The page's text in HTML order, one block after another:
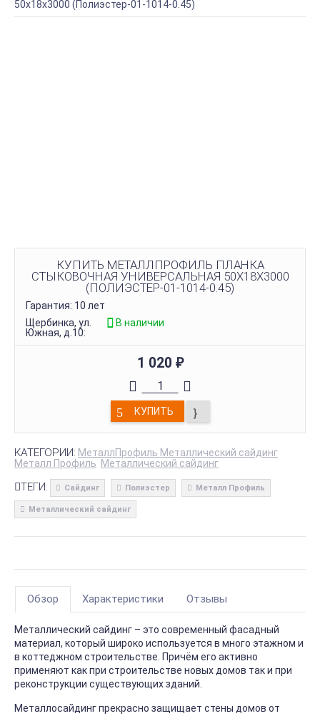
50х18х3000 (Полиэстер-01-1014-0.45)
КУПИТЬ МЕТАЛЛПРОФИЛЬ ПЛАНКА
СТЫКОВОЧНАЯ УНИВЕРСАЛЬНАЯ 50Х18Х3000
(ПОЛИЭСТЕР-01-1014-0.45)
Гарантия: 10 лет
Щербинка, ул.
Южная, д.10:
В наличии
1 020 ₽
КУПИТЬ
КАТЕГОРИИ: МеталлПрофиль Металлический сайдинг
Металл Профиль Металлический сайдинг
ТЕГИ: Сайдинг Полиэстер Металл Профиль
Металлический сайдинг
Обзор Характеристики Отзывы
Металлический сайдинг – это современный фасадный
материал, который широко используется в много этажном и
в коттеджном строительстве. Причём его активно
применяют как при строительстве новых домов так и при
реконструкции существующих зданий.
Металлосайдинг прекрасно защищает стены домов от